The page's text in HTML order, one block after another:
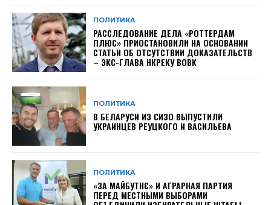
ПОЛИТИКА
РАССЛЕДОВАНИЕ ДЕЛА «РОТТЕРДАМ
ПЛЮС» ПРИОСТАНОВИЛИ НА ОСНОВАНИИ
СТАТЬИ ОБ ОТСУТСТВИИ ДОКАЗАТЕЛЬСТВ
– ЭКС-ГЛАВА НКРЕКУ ВОВК
ПОЛИТИКА
В БЕЛАРУСИ ИЗ СИЗО ВЫПУСТИЛИ
УКРАИНЦЕВ РЕУЦКОГО И ВАСИЛЬЕВА
ПОЛИТИКА
«ЗА МАЙБУТНЄ» И АГРАРНАЯ ПАРТИЯ
ПЕРЕД МЕСТНЫМИ ВЫБОРАМИ